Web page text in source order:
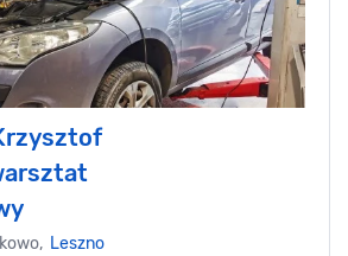
Leszno